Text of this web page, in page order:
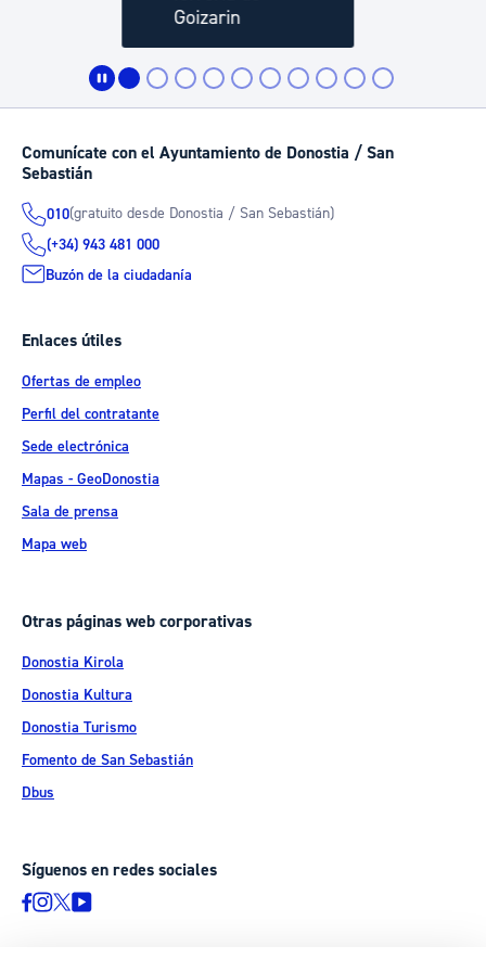
Comunícate con el Ayuntamiento de Donostia / San
Sebastián
010(gratuito desde Donostia / San Sebastián)
(+34) 943 481 000
Buzón de la ciudadanía
Enlaces útiles
Ofertas de empleo
Perfil del contratante
Sede electrónica
Mapas - GeoDonostia
Sala de prensa
Mapa web
Otras páginas web corporativas
Donostia Kirola
Donostia Kultura
Donostia Turismo
Fomento de San Sebastián
Dbus
Síguenos en redes sociales